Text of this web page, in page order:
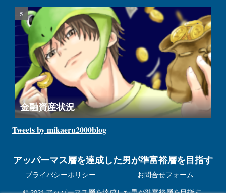
金融資産状況
Tweets by mikaeru2000blog
アッパーマス層を達成した男が準富裕層を目指す
プライバシーポリシー お問合せフォーム